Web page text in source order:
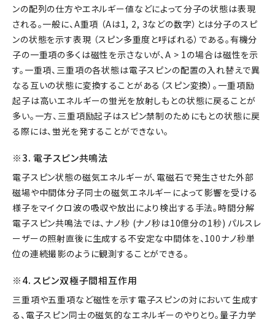
ンの配列の仕方やエネルギー値などによって分子の状態は表現
される。一般に、A重項 （Aは1, 2, 3などの数字）とは分子のスピ
ンの状態を示す表現 （スピン多重度と呼ばれる）である。有機分
子の一重項の多くは磁性を示さないが、A > 1の場合は磁性を示
す。一重項、三重項の各状態は電子スピンの配置の入れ替えで異
なる互いの状態に変換することがある（スピン変換）。一重項励
起子は高いエネルギーの蛍光を放射しもとの状態に戻ることが
多い。一方、三重項励起子はスピン禁制のためにもとの状態に戻
る際には、蛍光を発することができない。
※3. 電子スピン共鳴法
電子スピン状態の磁気エネルギーが、電磁石で発生させた外部
磁場や中間体分子同士の磁気エネルギーによって影響を受ける
様子をマイクロ波の吸収や放出により検出する手法。時間分解
電子スピン共鳴法では、ナノ秒 (ナノ秒は10億分の1秒) パルスレ
ーザーの照射直後に生成する不安定な中間体を、100ナノ秒単
位の連続撮影のように観測することができる。
※4. スピン双極子間相互作用
三重項や五重項など磁性を示す電子スピンの対において生成す
る、電子スピン同士の磁気的なエネルギーのやりとり。量子力学